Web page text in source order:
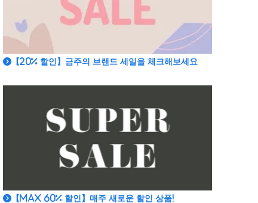
【20% 할인】금주의 브랜드 세일을 체크해보세요
【MAX 60% 할인】매주 새로운 할인 상품!